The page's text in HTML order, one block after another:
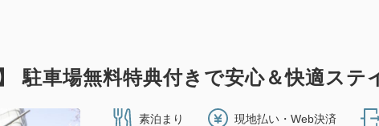
駐車場無料特典付きで安心＆快適ス
素泊まり 現地払い・Web決済